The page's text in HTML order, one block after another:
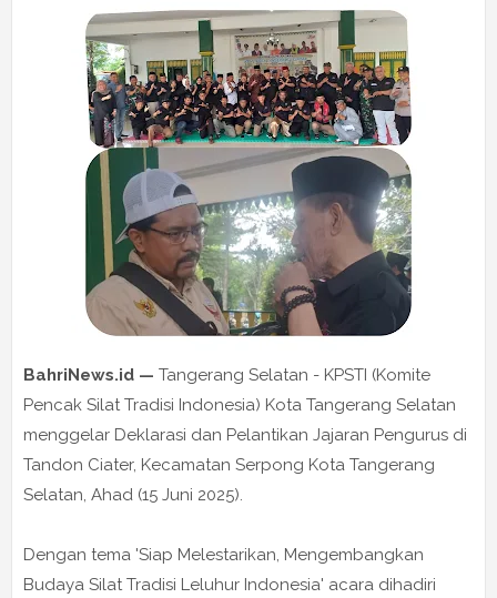
BahriNews.id — Tangerang Selatan - KPSTI (Komite
Pencak Silat Tradisi Indonesia) Kota Tangerang Selatan
menggelar Deklarasi dan Pelantikan Jajaran Pengurus di
Tandon Ciater, Kecamatan Serpong Kota Tangerang
Selatan, Ahad (15 Juni 2025).
Dengan tema 'Siap Melestarikan, Mengembangkan
Budaya Silat Tradisi Leluhur Indonesia' acara dihadiri